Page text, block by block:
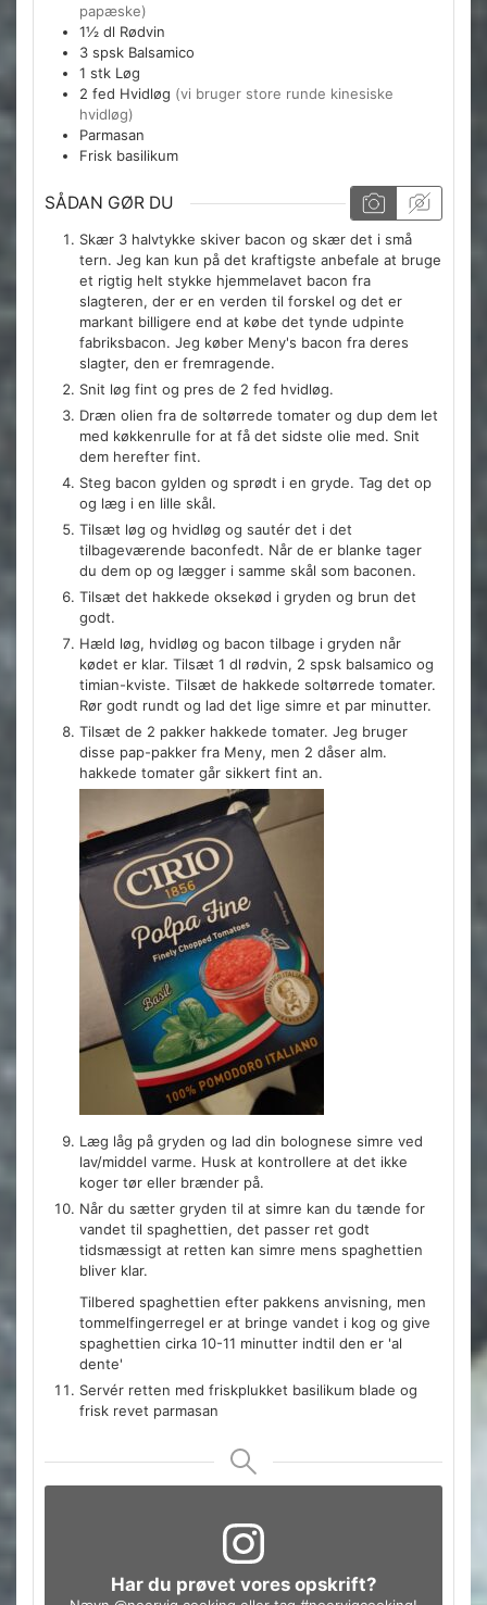
papæske)
1½ dl Rødvin
3 spsk Balsamico
1 stk Løg
2 fed Hvidløg (vi bruger store runde kinesiske
hvidløg)
Parmasan
Frisk basilikum
SÅDAN GØR DU
Skær 3 halvtykke skiver bacon og skær det i små
tern. Jeg kan kun på det kraftigste anbefale at bruge
et rigtig helt stykke hjemmelavet bacon fra
slagteren, der er en verden til forskel og det er
markant billigere end at købe det tynde udpinte
fabriksbacon. Jeg køber Meny's bacon fra deres
slagter, den er fremragende.
Snit løg fint og pres de 2 fed hvidløg.
Dræn olien fra de soltørrede tomater og dup dem let
med køkkenrulle for at få det sidste olie med. Snit
dem herefter fint.
Steg bacon gylden og sprødt i en gryde. Tag det op
og læg i en lille skål.
Tilsæt løg og hvidløg og sautér det i det
tilbageværende baconfedt. Når de er blanke tager
du dem op og lægger i samme skål som baconen.
Tilsæt det hakkede oksekød i gryden og brun det
godt.
Hæld løg, hvidløg og bacon tilbage i gryden når
kødet er klar. Tilsæt 1 dl rødvin, 2 spsk balsamico og
timian-kviste. Tilsæt de hakkede soltørrede tomater.
Rør godt rundt og lad det lige simre et par minutter.
Tilsæt de 2 pakker hakkede tomater. Jeg bruger
disse pap-pakker fra Meny, men 2 dåser alm.
hakkede tomater går sikkert fint an.
Læg låg på gryden og lad din bolognese simre ved
lav/middel varme. Husk at kontrollere at det ikke
koger tør eller brænder på.
Når du sætter gryden til at simre kan du tænde for
vandet til spaghettien, det passer ret godt
tidsmæssigt at retten kan simre mens spaghettien
bliver klar.
Tilbered spaghettien efter pakkens anvisning, men
tommelfingerregel er at bringe vandet i kog og give
spaghettien cirka 10-11 minutter indtil den er 'al
dente'
Servér retten med friskplukket basilikum blade og
frisk revet parmasan
Har du prøvet vores opskrift?